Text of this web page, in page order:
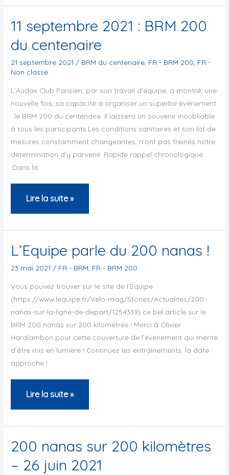
200
11 septembre 2021 : BRM 200
du centenaire
21 septembre 2021 / BRM du centenaire FR - BRM 200 FR -
Non classé
L’Audax Club Parisien, par son travail d’équipe, a montré, une
nouvelle fois, sa capacité à organiser un superbe événement
: le BRM 200 du centenaire. Il laissera un souvenir inoubliable
à tous les participants.Les conditions sanitaires et son lot de
mesures constamment changeantes, n’ont pas freinés notre
détermination d’y parvenir. Rapide rappel chronologique
:Dans la
11
septembre
2021
BRM
200
du
centenaire
Lire la suite »
L’Equipe parle du 200 nanas !
23 mai 2021 / FR - BRM FR - BRM 200
Vous pouvez trouver sur le site de l’Equipe
(https://www.lequipe.fr/Velo-mag/Stories/Actualites/200-
nanas-sur-la-ligne-de-depart/1254339) ce bel article sur le
BRM 200 nanas sur 200 kilomètres ! Merci à Olivier
Haralambon pour cette couverture de l’évènement qui mérite
d’être mis en lumière ! Continuez les entrainements, la date
approche !
L’Equipe
parle
du
nanas
!
Lire la suite »
200 nanas sur 200 kilomètres
– 26 juin 2021